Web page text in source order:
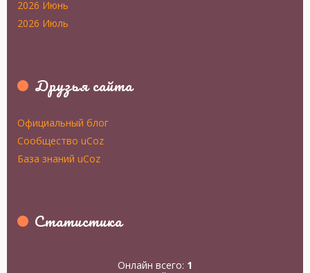
2026 Июнь
2026 Июль
Друзья сайта
Официальный блог
Сообщество uCoz
База знаний uCoz
Статистика
Онлайн всего: 1